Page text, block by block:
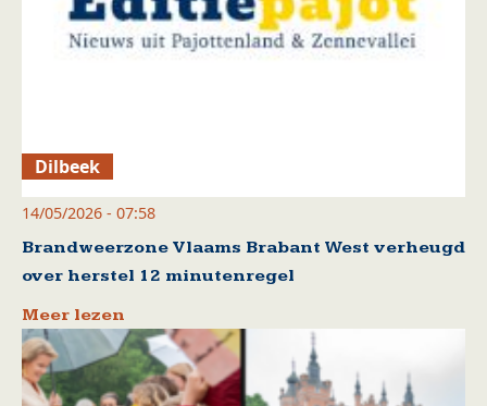
Dilbeek
14/05/2026 - 07:58
Brandweerzone Vlaams Brabant West verheugd
over herstel 12 minutenregel
Meer lezen